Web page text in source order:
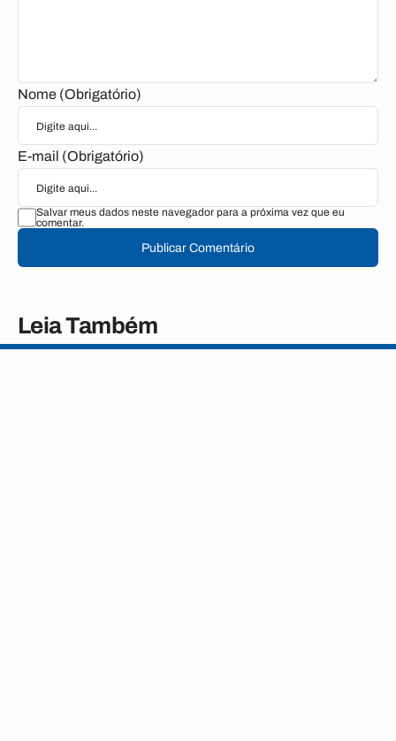
Nome (Obrigatório)
E-mail (Obrigatório)
Salvar meus dados neste navegador para a próxima vez que eu
comentar.
Publicar Comentário
Leia Também